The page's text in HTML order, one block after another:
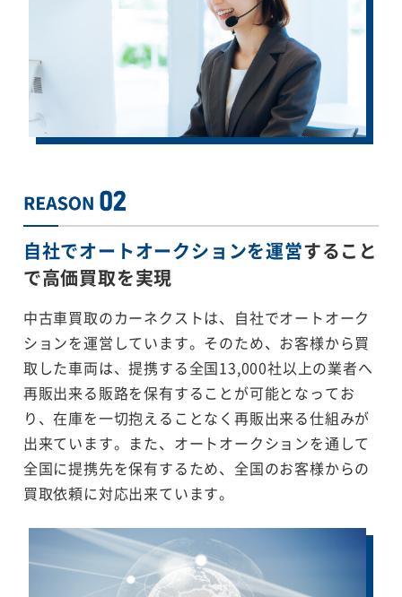
自社でオートオークションを運営すること
で高価買取を実現
中古車買取のカーネクストは、自社でオートオーク
ションを運営しています。そのため、お客様から買
取した車両は、提携する全国13,000社以上の業者へ
再販出来る販路を保有することが可能となってお
り、在庫を一切抱えることなく再販出来る仕組みが
出来ています。また、オートオークションを通して
全国に提携先を保有するため、全国のお客様からの
買取依頼に対応出来ています。